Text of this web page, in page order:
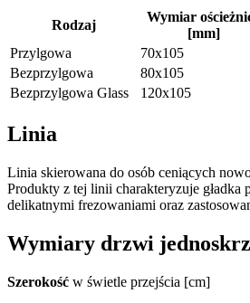
Rodzaj
Wymiar
[mm]
Przylgowa
70x105
Bezprzylgowa
80x105
Bezprzylgowa Glass
120x105
Linia
Linia skierowana do osób ceniących
Produkty z tej linii charakteryzuje gładka
delikatnymi frezowaniami oraz
Wymiary drzwi
Szerokość w świetle przejścia [cm]